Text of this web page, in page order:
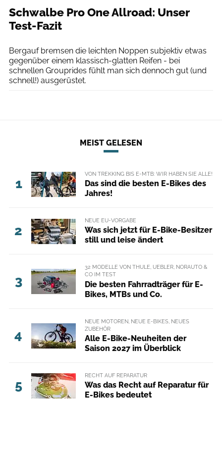
Schwalbe Pro One Allroad: Unser
Test-Fazit
Bergauf bremsen die leichten Noppen subjektiv etwas
gegenüber einem klassisch-glatten Reifen - bei
schnellen Grouprides fühlt man sich dennoch gut (und
schnell!) ausgerüstet.
MEIST GELESEN
1
VON TREKKING BIS E-MTB: WIR HABEN SIE ALLE!
Das sind die besten E-Bikes des
Jahres!
2
NEUE EU-VORGABE
Was sich jetzt für E-Bike-Besitzer
still und leise ändert
3
32 MODELLE VON THULE, UEBLER, NORAUTO &
CO IM TEST
Die besten Fahrradträger für E-
Bikes, MTBs und Co.
4
NEUE MOTOREN, NEUE E-BIKES, NEUES
ZUBEHÖR
Alle E-Bike-Neuheiten der
Saison 2027 im Überblick
5
RECHT AUF REPARATUR
Was das Recht auf Reparatur für
E-Bikes bedeutet